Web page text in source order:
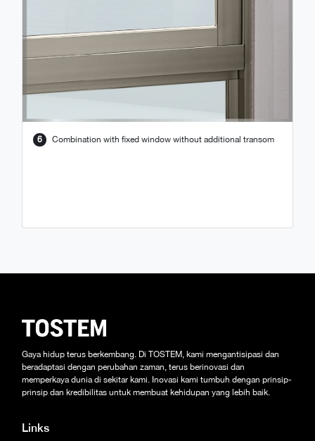
6 Combination with fixed window without additional transom
Gaya hidup terus berkembang. Di TOSTEM, kami mengantisipasi dan
beradaptasi dengan perubahan zaman, terus berinovasi dan
memperkaya dunia di sekitar kami. Inovasi kami tumbuh dengan prinsip-
prinsip dan kredibilitas untuk membuat kehidupan yang lebih baik.
Links